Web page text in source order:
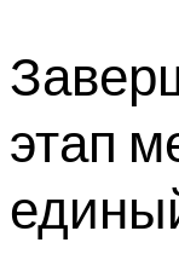
этап